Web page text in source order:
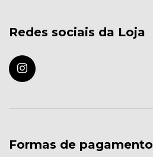
Redes sociais da Loja
Formas de pagamento